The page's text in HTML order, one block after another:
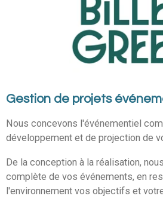
Gestion de projets
Nous concevons l'événementiel
développement et de projection de
De la conception à la réalisation,
complète de vos événements, en
l'environnement vos objectifs et